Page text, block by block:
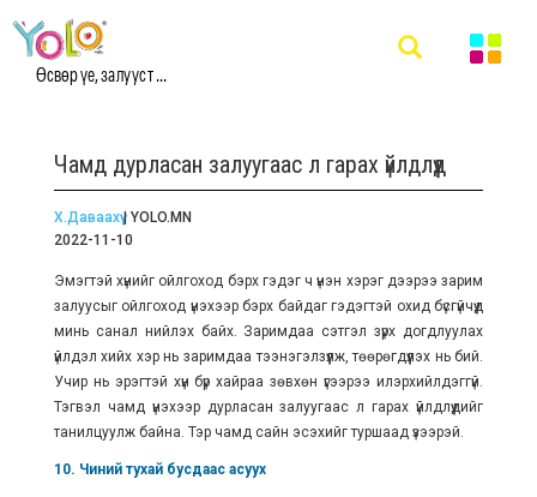
Өсвөр үе, залууст ...
Чамд дурласан залуугаас л гарах үйлдлүүд
Х.Даваахүү| YOLO.MN
2022-11-10
Эмэгтэй хүнийг ойлгоход бэрх гэдэг ч үнэн хэрэг дээрээ зарим
залуусыг ойлгоход үнэхээр бэрх байдаг гэдэгтэй охид бүсгүйчүүд
минь санал нийлэх байх. Заримдаа сэтгэл зүрх догдлуулах
үйлдэл хийх хэр нь заримдаа тээнэгэлзүүлж, төөрөгдүүлэх нь бий.
Учир нь эрэгтэй хүн бүр хайраа зөвхөн үгээрээ илэрхийлдэггүй.
Тэгвэл чамд үнэхээр дурласан залуугаас л гарах үйлдлүүдийг
танилцуулж байна. Тэр чамд сайн эсэхийг туршаад үзээрэй.
10. Чиний тухай бусдаас асуух